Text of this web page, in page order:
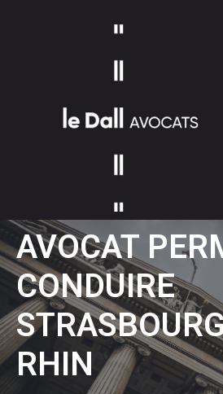
AVOCAT
CONDUIRE
RHIN